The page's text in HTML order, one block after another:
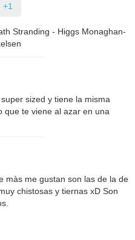
+1
Stranding - Higgs Monaghan-
sized y tiene la misma
que te viene al azar en una
màs me gustan son las de la de
chistosas y tiernas xD Son